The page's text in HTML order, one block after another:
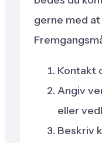
gerne med
Kontakt
Angiv
eller
Beskriv